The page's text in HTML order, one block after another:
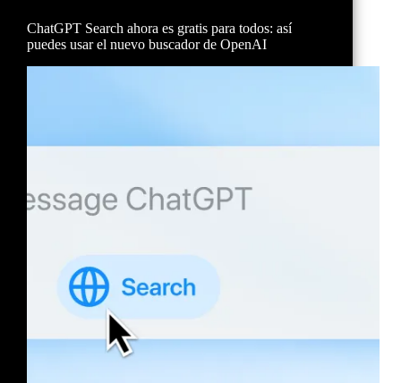
ChatGPT Search ahora es gratis para todos: así
puedes usar el nuevo buscador de OpenAI